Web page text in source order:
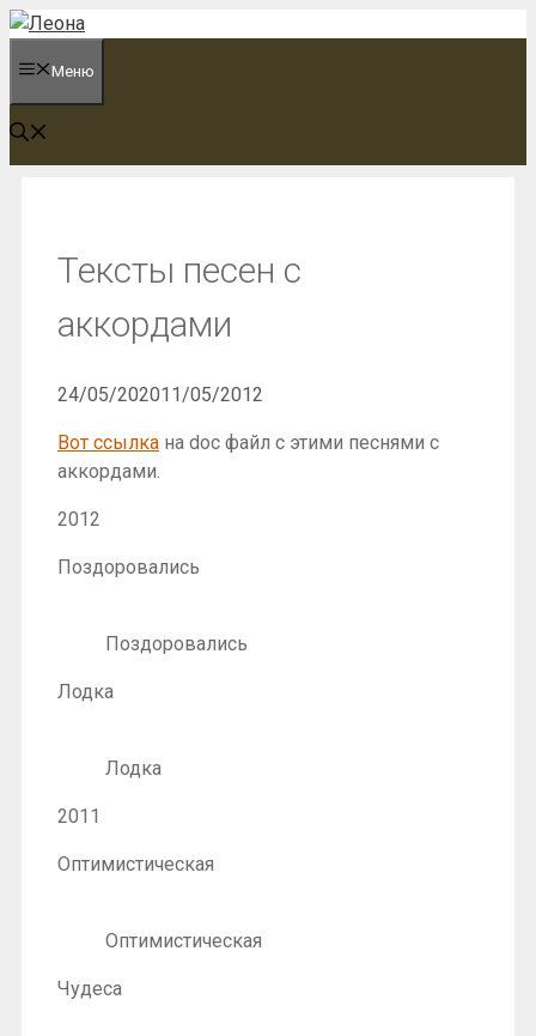
Перейти
содержимому
Меню
Тексты песен с
аккордами
24/05/202011/05/2012
Вот ссылка на doc файл с этими песнями с
аккордами.
2012
Поздоровались
Поздоровались
Лодка
Лодка
2011
Оптимистическая
Оптимистическая
Чудеса